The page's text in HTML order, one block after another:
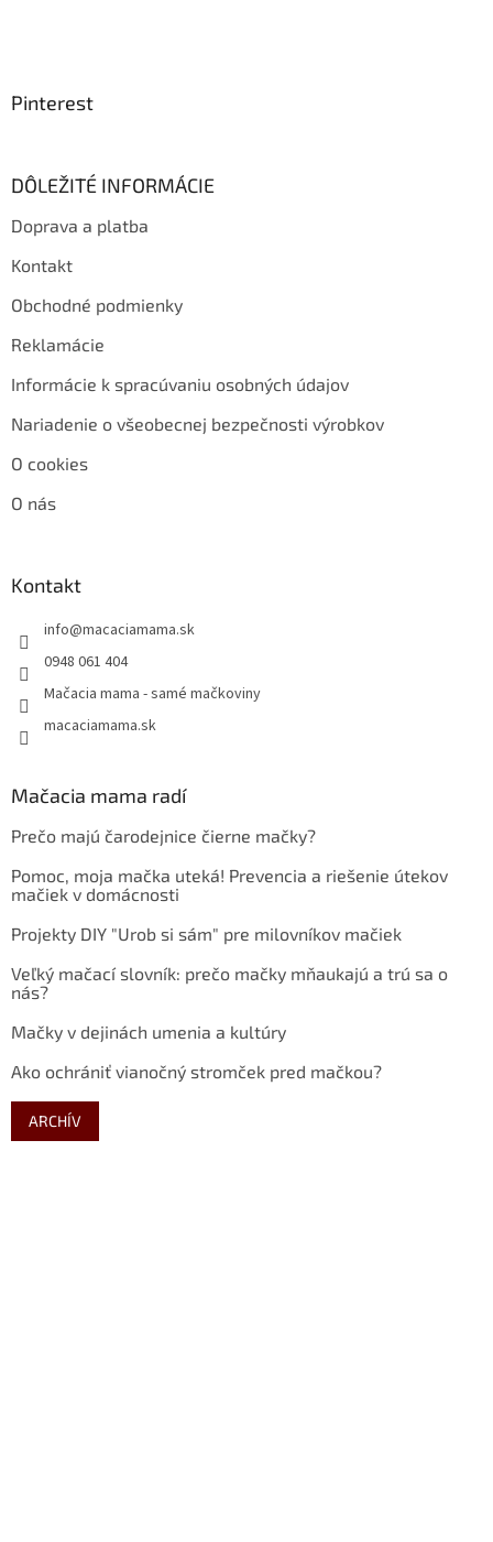
Pinterest
DÔLEŽITÉ INFORMÁCIE
Doprava a platba
Kontakt
Obchodné podmienky
Reklamácie
Informácie k spracúvaniu osobných údajov
Nariadenie o všeobecnej bezpečnosti výrobkov
O cookies
O nás
Kontakt
info@macaciamama.sk
0948 061 404
Mačacia mama - samé mačkoviny
macaciamama.sk
Mačacia mama radí
Prečo majú čarodejnice čierne mačky?
Pomoc, moja mačka uteká! Prevencia a riešenie útekov
mačiek v domácnosti
Projekty DIY "Urob si sám" pre milovníkov mačiek
Veľký mačací slovník: prečo mačky mňaukajú a trú sa o
nás?
Mačky v dejinách umenia a kultúry
Ako ochrániť vianočný stromček pred mačkou?
ARCHÍV